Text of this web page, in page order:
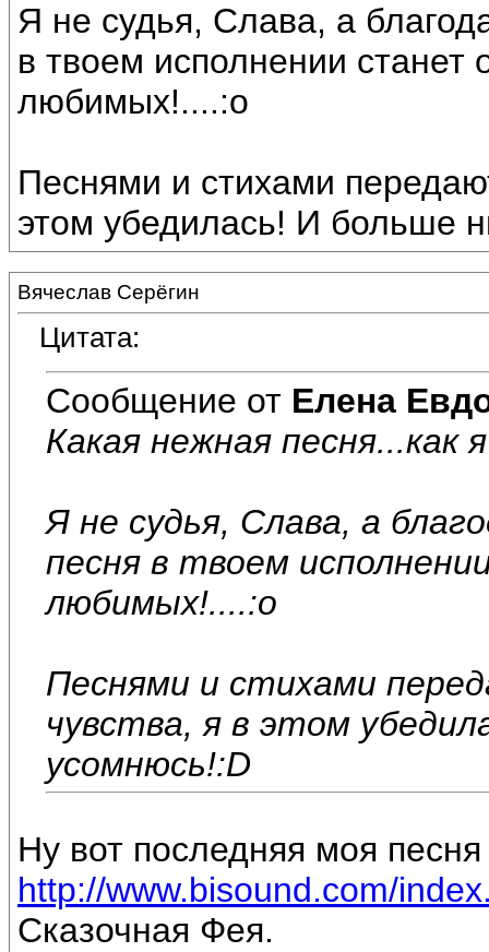
Я не судья, Слава, а
в твоем исполнении
любимых!....:o
Песнями и стихами
этом убедилась! И больше
Вячеслав Серёгин
Цитата:
Сообщение от Елена
Какая нежная песня...как
Я не судья, Слава, а
песня в твоем
любимых!....:o
Песнями и стихами
чувства, я в этом
усомнюсь!:D
Ну вот последняя моя
http://www.bisound.com/
Сказочная Фея.